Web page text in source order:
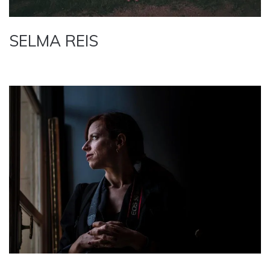
SELMA REIS